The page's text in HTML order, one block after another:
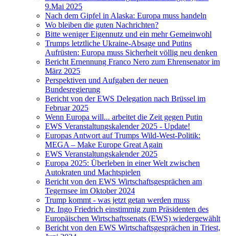
9.Mai 2025
Nach dem Gipfel in Alaska: Europa muss handeln
Wo bleiben die guten Nachrichten?
Bitte weniger Eigennutz und ein mehr Gemeinwohl
Trumps letztliche Ukraine-Absage und Putins
Aufrüsten: Europa muss Sicherheit völlig neu denken
Bericht Ernennung Franco Nero zum Ehrensenator im
März 2025
Perspektiven und Aufgaben der neuen
Bundesregierung
Bericht von der EWS Delegation nach Brüssel im
Februar 2025
Wenn Europa will... arbeitet die Zeit gegen Putin
EWS Veranstaltungskalender 2025 - Update!
Europas Antwort auf Trumps Wild-West-Politik:
MEGA – Make Europe Great Again
EWS Veranstaltungskalender 2025
Europa 2025: Überleben in einer Welt zwischen
Autokraten und Machtspielen
Bericht von den EWS Wirtschaftsgesprächen am
Tegernsee im Oktober 2024
Trump kommt - was jetzt getan werden muss
Dr. Ingo Friedrich einstimmig zum Präsidenten des
Europäischen Wirtschaftssenats (EWS) wiedergewählt
Bericht von den EWS Wirtschaftsgesprächen in Triest,